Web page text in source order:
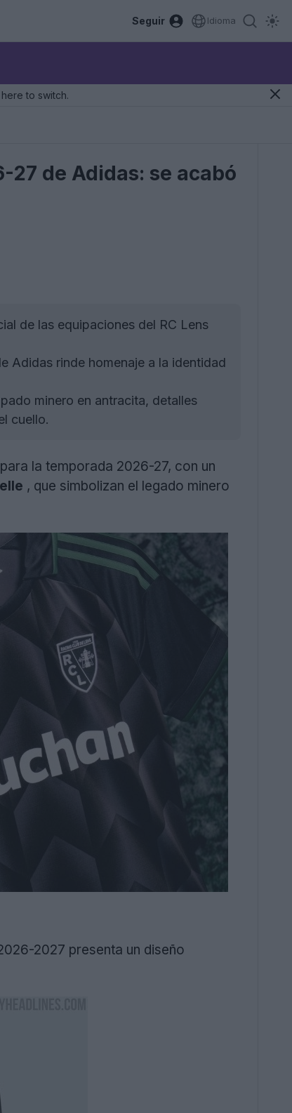
Seguir Idioma
to switch.
27 de Adidas: se acabó
de las equipaciones del RC Lens
Adidas rinde homenaje a la identidad
minero en antracita, detalles
cuello.
la temporada 2026-27, con un
, que simbolizan el legado minero
2027 presenta un diseño